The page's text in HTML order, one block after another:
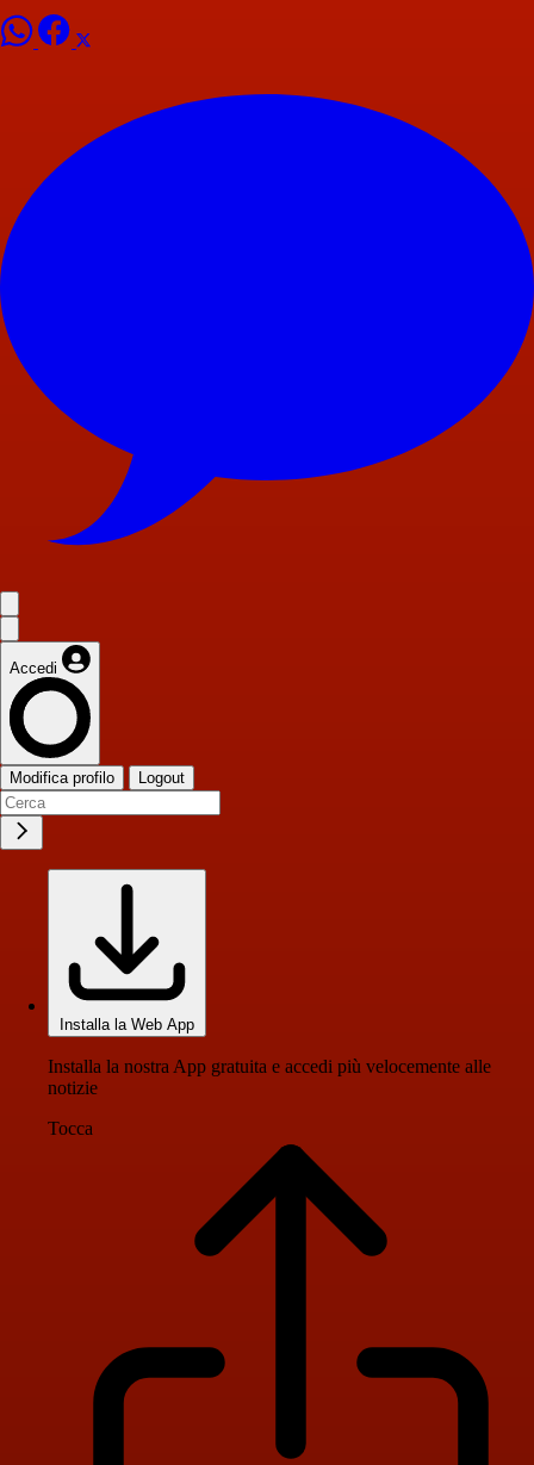
Accedi
Modifica profilo Logout
Installa la Web App
Installa la nostra App gratuita e accedi più velocemente alle
notizie
Tocca